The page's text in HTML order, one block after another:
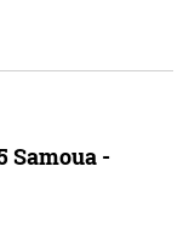
Samoua -